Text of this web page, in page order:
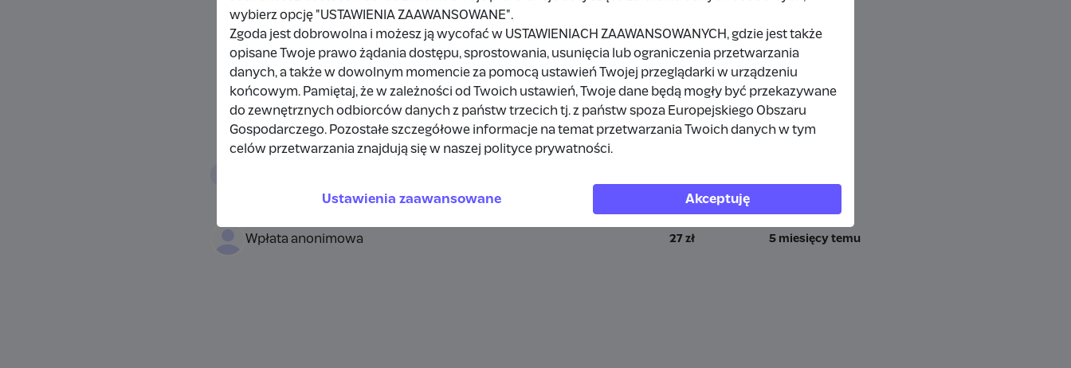
Udostępnij Zgłoś
Wpłata anonimowa 27 zł 5 miesięcy temu
wybierz opcję "USTAWIENIA ZAAWANSOWANE".
Zgoda jest dobrowolna i możesz ją wycofać w USTAWIENIACH ZAAWANSOWANYCH, gdzie jest także
opisane Twoje prawo żądania dostępu, sprostowania, usunięcia lub ograniczenia przetwarzania
danych, a także w dowolnym momencie za pomocą ustawień Twojej przeglądarki w urządzeniu
końcowym. Pamiętaj, że w zależności od Twoich ustawień, Twoje dane będą mogły być przekazywane
do zewnętrznych odbiorców danych z państw trzecich tj. z państw spoza Europejskiego Obszaru
Gospodarczego. Pozostałe szczegółowe informacje na temat przetwarzania Twoich danych w tym
celów przetwarzania znajdują się w naszej polityce prywatności.
Ustawienia zaawansowane Akceptuję